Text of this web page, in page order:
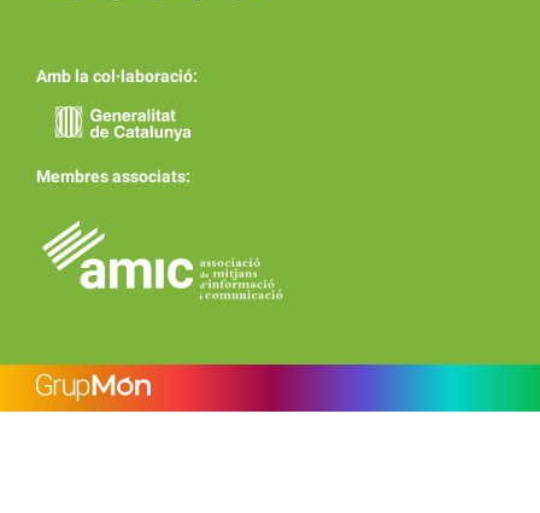
Amb la col·laboració:
Membres associats: